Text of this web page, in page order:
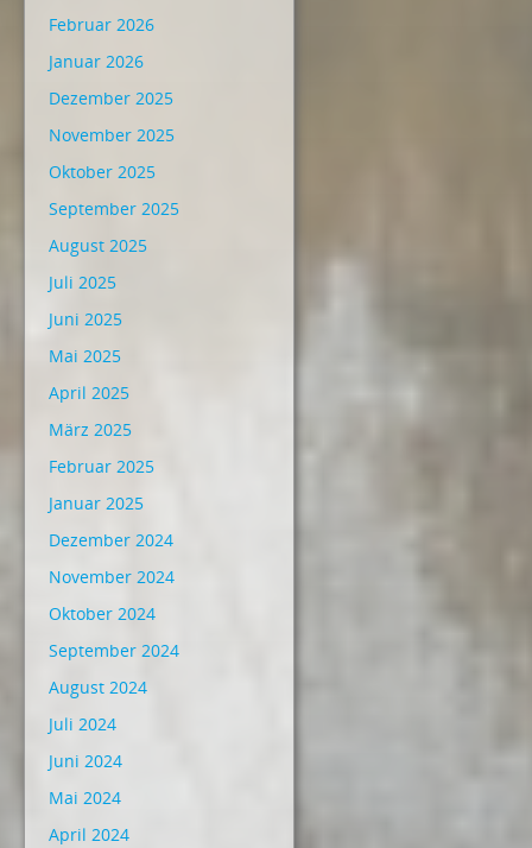
Februar 2026
Januar 2026
Dezember 2025
November 2025
Oktober 2025
September 2025
August 2025
Juli 2025
Juni 2025
Mai 2025
April 2025
März 2025
Februar 2025
Januar 2025
Dezember 2024
November 2024
Oktober 2024
September 2024
August 2024
Juli 2024
Juni 2024
Mai 2024
April 2024